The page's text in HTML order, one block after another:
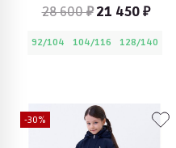
28 600 ₽ 21 450 ₽
92/104 104/116 128/140
-30%